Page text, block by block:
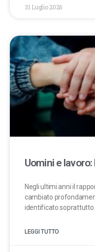
31 Luglio 2026
Uomini e
Negli ultimi anni il
cambiato
identificato soprattutto
LEGGI TUTTO